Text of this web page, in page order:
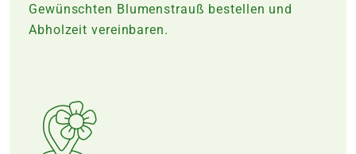
Gewünschten Blumenstrauß bestellen und
Abholzeit vereinbaren.